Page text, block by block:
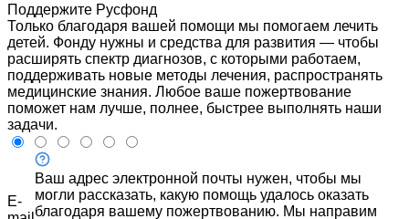
Поддержите Русфонд
Только благодаря вашей помощи мы помогаем лечить
детей. Фонду нужны и средства для развития — чтобы
расширять спектр диагнозов, с которыми работаем,
поддерживать новые методы лечения, распространять
медицинские знания. Любое ваше пожертвование
поможет нам лучше, полнее, быстрее выполнять наши
задачи.
E-
Ваш адрес электронной почты нужен, чтобы мы
могли рассказать, какую помощь удалось оказать
благодаря вашему пожертвованию. Мы направим